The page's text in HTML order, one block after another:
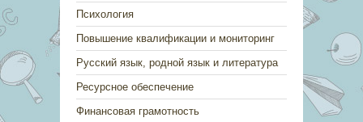
Психология
Повышение квалификации и мониторинг
Русский язык, родной язык и литература
Ресурсное обеспечение
Финансовая грамотность